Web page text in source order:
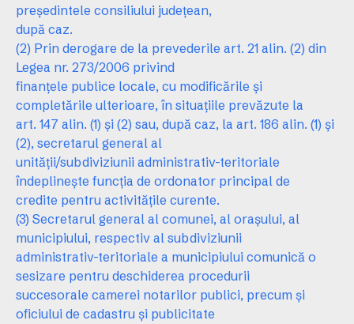
preşedintele consiliului judeţean,
după caz.
(2) Prin derogare de la prevederile art. 21 alin. (2) din
Legea nr. 273/2006 privind
finanţele publice locale, cu modificările şi
completările ulterioare, în situaţiile prevăzute la
art. 147 alin. (1) şi (2) sau, după caz, la art. 186 alin. (1) şi
(2), secretarul general al
unităţii/subdiviziunii administrativ-teritoriale
îndeplineşte funcţia de ordonator principal de
credite pentru activităţile curente.
(3) Secretarul general al comunei, al oraşului, al
municipiului, respectiv al subdiviziunii
administrativ-teritoriale a municipiului comunică o
sesizare pentru deschiderea procedurii
succesorale camerei notarilor publici, precum şi
oficiului de cadastru şi publicitate